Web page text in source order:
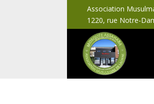
Association
1220, rue Notre-